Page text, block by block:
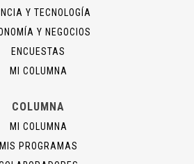
Y TECNOLOGÍA
Y NEGOCIOS
ENCUESTAS
MI COLUMNA
COLUMNA
MI COLUMNA
MIS PROGRAMAS